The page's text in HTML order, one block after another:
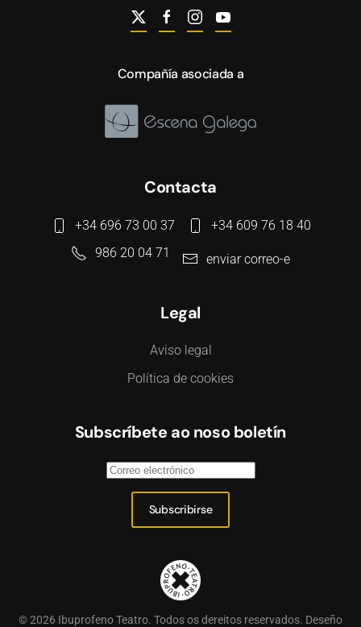
Compañía asociada a
Contacta
+34 696 73 00 37
+34 609 76 18 40
986 20 04 71
enviar correo-e
Legal
Aviso legal
Política de cookies
Subscríbete ao noso boletín
Subscribirse
©2026 Ibuprofeno Teatro. Todos os dereitos reservados. Deseño